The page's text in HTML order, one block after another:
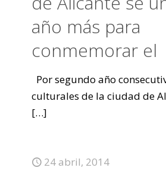
año más para
conmemorar el
Por segundo año
culturales de la ciudad de
[…]
24 abril, 2014